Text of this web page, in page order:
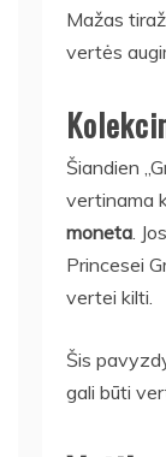
Mažas
vertės
Šiandien
vertinama
moneta .
Princesei
vertei kilti.
Šis
gali būti